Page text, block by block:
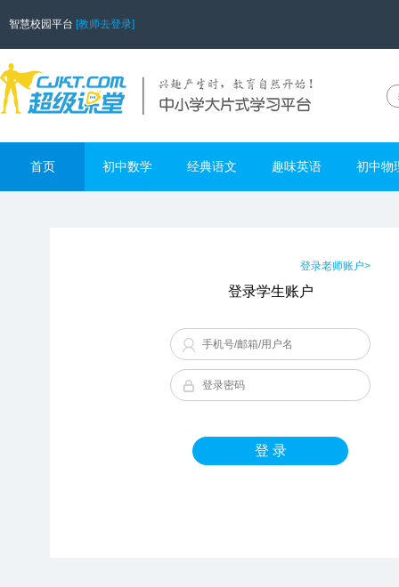
智慧校园平台 [教师去登录]
首页 初中数学 经典语文 趣味英语 初中物
登录老师账户>
登录学生账户
登 录